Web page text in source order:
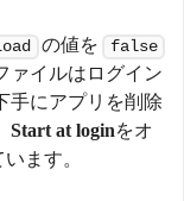
の値を false
ァイルはログイン
手にアプリを削除
Start at loginをオ
ます。